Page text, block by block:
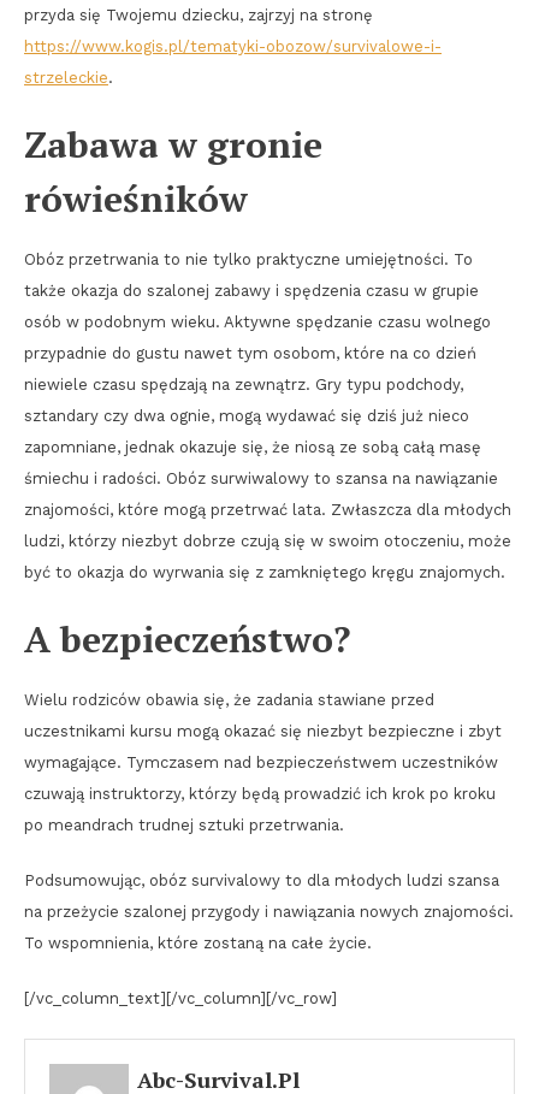
przyda się Twojemu dziecku, zajrzyj na stronę
https://www.kogis.pl/tematyki-obozow/survivalowe-i-
strzeleckie.
Zabawa w gronie
rówieśników
Obóz przetrwania to nie tylko praktyczne umiejętności. To
także okazja do szalonej zabawy i spędzenia czasu w grupie
osób w podobnym wieku. Aktywne spędzanie czasu wolnego
przypadnie do gustu nawet tym osobom, które na co dzień
niewiele czasu spędzają na zewnątrz. Gry typu podchody,
sztandary czy dwa ognie, mogą wydawać się dziś już nieco
zapomniane, jednak okazuje się, że niosą ze sobą całą masę
śmiechu i radości. Obóz surwiwalowy to szansa na nawiązanie
znajomości, które mogą przetrwać lata. Zwłaszcza dla młodych
ludzi, którzy niezbyt dobrze czują się w swoim otoczeniu, może
być to okazja do wyrwania się z zamkniętego kręgu znajomych.
A bezpieczeństwo?
Wielu rodziców obawia się, że zadania stawiane przed
uczestnikami kursu mogą okazać się niezbyt bezpieczne i zbyt
wymagające. Tymczasem nad bezpieczeństwem uczestników
czuwają instruktorzy, którzy będą prowadzić ich krok po kroku
po meandrach trudnej sztuki przetrwania.
Podsumowując, obóz survivalowy to dla młodych ludzi szansa
na przeżycie szalonej przygody i nawiązania nowych znajomości.
To wspomnienia, które zostaną na całe życie.
[/vc_column_text][/vc_column][/vc_row]
Abc-Survival.pl